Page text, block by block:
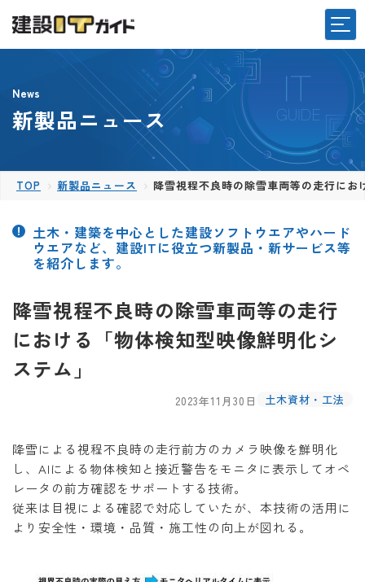
News
新製品ニュース
TOP 新製品ニュース 降雪視程不良時の除雪車両等の走行に
土木・建築を中心とした建設ソフトウエアやハード
ウエアなど、建設ITに役立つ新製品・新サービス等
を紹介します。
降雪視程不良時の除雪車両等の走行
における「物体検知型映像鮮明化シ
ステム」
2023年11月30日 土木資材・工法
降雪による視程不良時の走行前方のカメラ映像を鮮明化
し、AIによる物体検知と接近警告をモニタに表示してオペ
レータの前方確認をサポートする技術。
従来は目視による確認で対応していたが、本技術の活用に
より安全性・環境・品質・施工性の向上が図れる。